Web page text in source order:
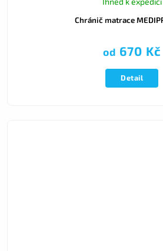
Chránič matrace
od 670 Kč
Detail